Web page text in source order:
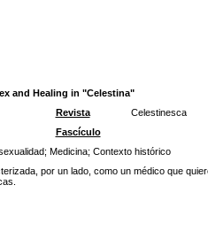
and Healing in "Celestina"
Revista
Celestinesca
Fascículo
; Medicina; Contexto histórico
por un lado, como un médico que